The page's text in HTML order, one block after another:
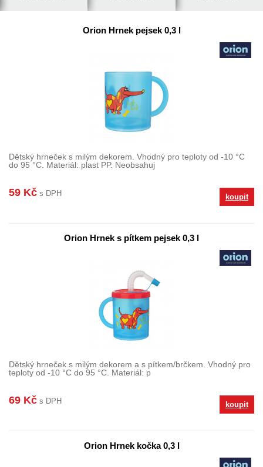
Orion Hrnek pejsek 0,3 l
Dětský hrneček s milým dekorem. Vhodný pro teploty od -10 °C
do 95 °C. Materiál: plast PP. Neobsahuj
59 Kč s DPH koupit
Orion Hrnek s pítkem pejsek 0,3 l
Dětský hrneček s milým dekorem a s pítkem/brčkem. Vhodný pro
teploty od -10 °C do 95 °C. Materiál: p
69 Kč s DPH koupit
Orion Hrnek kočka 0,3 l